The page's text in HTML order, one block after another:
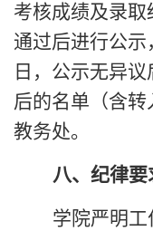
考核成绩及录
通过后进行公
日，公示无异
后的名单（含
教务处。
八、纪律要
学院严明